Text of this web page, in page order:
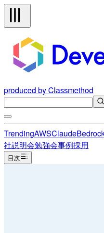
produced by Classmethod
TrendingAWSClaude
社説明会勉強会事例採用
目次